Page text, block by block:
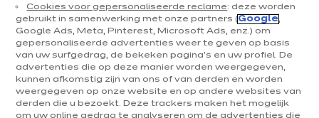
Keukens & inrichting
Onze keukens
Keukeninspiratie
Interieurs
Jouw project
Cookies voor gepersonaliseerde reclame: deze worden
gebruikt in samenwerking met onze partners (Google,
Google Ads, Meta, Pinterest, Microsoft Ads, enz.) om
gepersonaliseerde advertenties weer te geven op basis
van uw surfgedrag, de bekeken pagina's en uw profiel. De
advertenties die op deze manier worden weergegeven,
kunnen afkomstig zijn van ons of van derden en worden
weergegeven op onze website en op andere websites van
derden die u bezoekt. Deze trackers maken het mogelijk
om uw online gedrag te analyseren om de advertenties die